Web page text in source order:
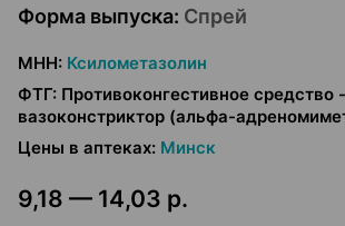
Форма выпуска: Спрей
МНН: Ксилометазолин
ФТГ: Противоконгестивное средство -
вазоконстриктор (альфа-
Цены в аптеках: Минск
9,18 — 14,03 р.